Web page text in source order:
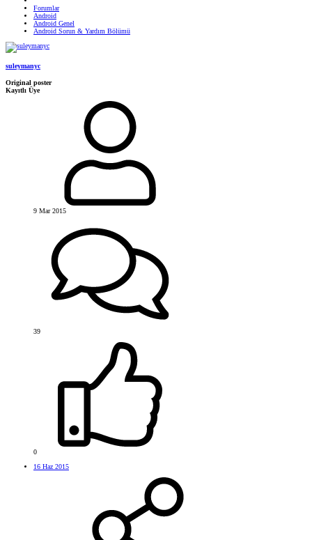
Forumlar
Android
Android Genel
Android Sorun & Yardım Bölümü
suleymanyc
Original poster
Kayıtlı Üye
9 Mar 2015
39
0
16 Haz 2015